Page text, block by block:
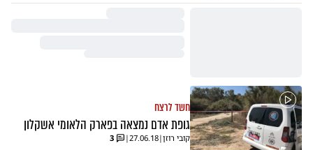
חשד לרצח
גופת אדם נמצאה בפארק הלאומי אשקלון
קובי רוזן|
27.06.18
|
3